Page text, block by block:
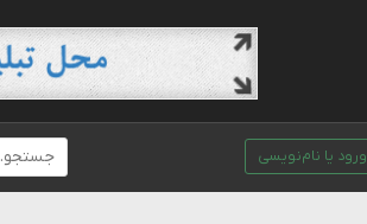
ورود یا نام‌نویسی